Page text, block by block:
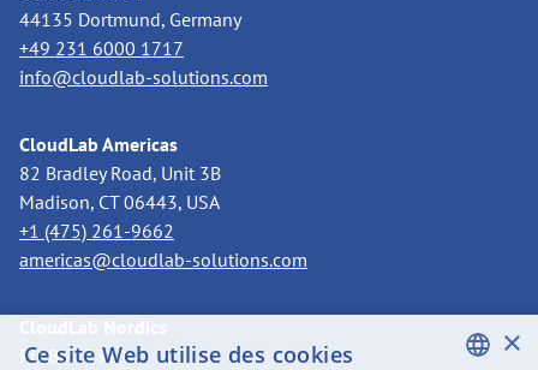
44135 Dortmund, Germany
+49 231 6000 1717
info@cloudlab-solutions.com
CloudLab Americas
82 Bradley Road, Unit 3B
Madison, CT 06443, USA
+1 (475) 261-9662
americas@cloudlab-solutions.com
PO Box 3318
×
Ce site Web utilise des cookies